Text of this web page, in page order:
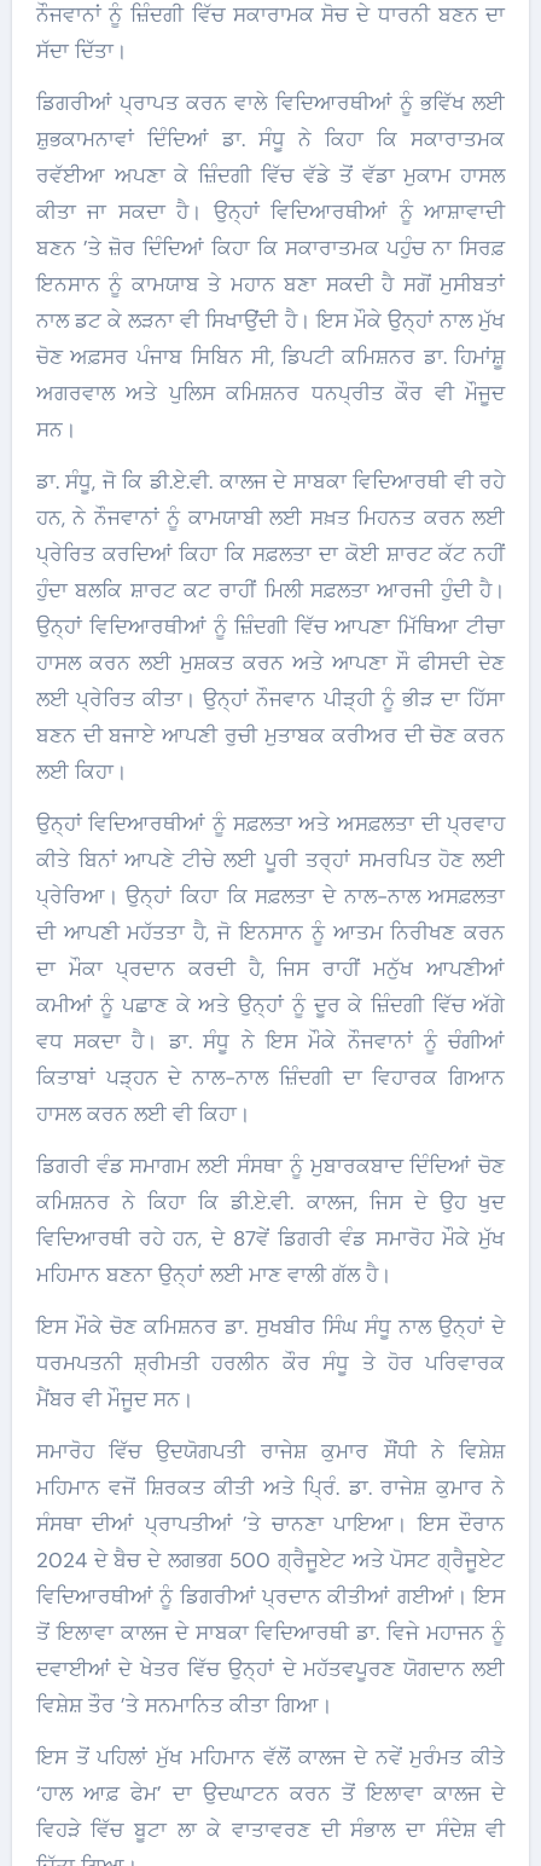
ਨੌਜਵਾਨਾਂ ਨੂੰ ਜ਼ਿੰਦਗੀ ਵਿੱਚ ਸਕਾਰਾਮਕ ਸੋਚ ਦੇ ਧਾਰਨੀ ਬਣਨ ਦਾ
ਸੱਦਾ ਦਿੱਤਾ।
ਡਿਗਰੀਆਂ ਪ੍ਰਾਪਤ ਕਰਨ ਵਾਲੇ ਵਿਦਿਆਰਥੀਆਂ ਨੂੰ ਭਵਿੱਖ ਲਈ
ਸ਼ੁਭਕਾਮਨਾਵਾਂ ਦਿੰਦਿਆਂ ਡਾ. ਸੰਧੂ ਨੇ ਕਿਹਾ ਕਿ ਸਕਾਰਾਤਮਕ
ਰਵੱਈਆ ਅਪਣਾ ਕੇ ਜ਼ਿੰਦਗੀ ਵਿੱਚ ਵੱਡੇ ਤੋਂ ਵੱਡਾ ਮੁਕਾਮ ਹਾਸਲ
ਕੀਤਾ ਜਾ ਸਕਦਾ ਹੈ। ਉਨ੍ਹਾਂ ਵਿਦਿਆਰਥੀਆਂ ਨੂੰ ਆਸ਼ਾਵਾਦੀ
ਬਣਨ ’ਤੇ ਜ਼ੋਰ ਦਿੰਦਿਆਂ ਕਿਹਾ ਕਿ ਸਕਾਰਾਤਮਕ ਪਹੁੰਚ ਨਾ ਸਿਰਫ਼
ਇਨਸਾਨ ਨੂੰ ਕਾਮਯਾਬ ਤੇ ਮਹਾਨ ਬਣਾ ਸਕਦੀ ਹੈ ਸਗੋਂ ਮੁਸੀਬਤਾਂ
ਨਾਲ ਡਟ ਕੇ ਲੜਨਾ ਵੀ ਸਿਖਾਉਂਦੀ ਹੈ। ਇਸ ਮੌਕੇ ਉਨ੍ਹਾਂ ਨਾਲ ਮੁੱਖ
ਚੋਣ ਅਫ਼ਸਰ ਪੰਜਾਬ ਸਿਬਿਨ ਸੀ, ਡਿਪਟੀ ਕਮਿਸ਼ਨਰ ਡਾ. ਹਿਮਾਂਸ਼ੂ
ਅਗਰਵਾਲ ਅਤੇ ਪੁਲਿਸ ਕਮਿਸ਼ਨਰ ਧਨਪ੍ਰੀਤ ਕੌਰ ਵੀ ਮੌਜੂਦ
ਸਨ।
ਡਾ. ਸੰਧੂ, ਜੋ ਕਿ ਡੀ.ਏ.ਵੀ. ਕਾਲਜ ਦੇ ਸਾਬਕਾ ਵਿਦਿਆਰਥੀ ਵੀ ਰਹੇ
ਹਨ, ਨੇ ਨੌਜਵਾਨਾਂ ਨੂੰ ਕਾਮਯਾਬੀ ਲਈ ਸਖ਼ਤ ਮਿਹਨਤ ਕਰਨ ਲਈ
ਪ੍ਰੇਰਿਤ ਕਰਦਿਆਂ ਕਿਹਾ ਕਿ ਸਫ਼ਲਤਾ ਦਾ ਕੋਈ ਸ਼ਾਰਟ ਕੱਟ ਨਹੀਂ
ਹੁੰਦਾ ਬਲਕਿ ਸ਼ਾਰਟ ਕਟ ਰਾਹੀਂ ਮਿਲੀ ਸਫ਼ਲਤਾ ਆਰਜੀ ਹੁੰਦੀ ਹੈ।
ਉਨ੍ਹਾਂ ਵਿਦਿਆਰਥੀਆਂ ਨੂੰ ਜ਼ਿੰਦਗੀ ਵਿੱਚ ਆਪਣਾ ਮਿੱਥਿਆ ਟੀਚਾ
ਹਾਸਲ ਕਰਨ ਲਈ ਮੁਸ਼ਕਤ ਕਰਨ ਅਤੇ ਆਪਣਾ ਸੌ ਫੀਸਦੀ ਦੇਣ
ਲਈ ਪ੍ਰੇਰਿਤ ਕੀਤਾ। ਉਨ੍ਹਾਂ ਨੌਜਵਾਨ ਪੀੜ੍ਹੀ ਨੂੰ ਭੀੜ ਦਾ ਹਿੱਸਾ
ਬਣਨ ਦੀ ਬਜਾਏ ਆਪਣੀ ਰੁਚੀ ਮੁਤਾਬਕ ਕਰੀਅਰ ਦੀ ਚੋਣ ਕਰਨ
ਲਈ ਕਿਹਾ।
ਉਨ੍ਹਾਂ ਵਿਦਿਆਰਥੀਆਂ ਨੂੰ ਸਫ਼ਲਤਾ ਅਤੇ ਅਸਫ਼ਲਤਾ ਦੀ ਪ੍ਰਵਾਹ
ਕੀਤੇ ਬਿਨਾਂ ਆਪਣੇ ਟੀਚੇ ਲਈ ਪੂਰੀ ਤਰ੍ਹਾਂ ਸਮਰਪਿਤ ਹੋਣ ਲਈ
ਪ੍ਰੇਰਿਆ। ਉਨ੍ਹਾਂ ਕਿਹਾ ਕਿ ਸਫ਼ਲਤਾ ਦੇ ਨਾਲ-ਨਾਲ ਅਸਫ਼ਲਤਾ
ਦੀ ਆਪਣੀ ਮਹੱਤਤਾ ਹੈ, ਜੋ ਇਨਸਾਨ ਨੂੰ ਆਤਮ ਨਿਰੀਖਣ ਕਰਨ
ਦਾ ਮੌਕਾ ਪ੍ਰਦਾਨ ਕਰਦੀ ਹੈ, ਜਿਸ ਰਾਹੀਂ ਮਨੁੱਖ ਆਪਣੀਆਂ
ਕਮੀਆਂ ਨੂੰ ਪਛਾਣ ਕੇ ਅਤੇ ਉਨ੍ਹਾਂ ਨੂੰ ਦੂਰ ਕੇ ਜ਼ਿੰਦਗੀ ਵਿੱਚ ਅੱਗੇ
ਵਧ ਸਕਦਾ ਹੈ। ਡਾ. ਸੰਧੂ ਨੇ ਇਸ ਮੌਕੇ ਨੌਜਵਾਨਾਂ ਨੂੰ ਚੰਗੀਆਂ
ਕਿਤਾਬਾਂ ਪੜ੍ਹਨ ਦੇ ਨਾਲ-ਨਾਲ ਜ਼ਿੰਦਗੀ ਦਾ ਵਿਹਾਰਕ ਗਿਆਨ
ਹਾਸਲ ਕਰਨ ਲਈ ਵੀ ਕਿਹਾ।
ਡਿਗਰੀ ਵੰਡ ਸਮਾਗਮ ਲਈ ਸੰਸਥਾ ਨੂੰ ਮੁਬਾਰਕਬਾਦ ਦਿੰਦਿਆਂ ਚੋਣ
ਕਮਿਸ਼ਨਰ ਨੇ ਕਿਹਾ ਕਿ ਡੀ.ਏ.ਵੀ. ਕਾਲਜ, ਜਿਸ ਦੇ ਉਹ ਖੁਦ
ਵਿਦਿਆਰਥੀ ਰਹੇ ਹਨ, ਦੇ 87ਵੇਂ ਡਿਗਰੀ ਵੰਡ ਸਮਾਰੋਹ ਮੌਕੇ ਮੁੱਖ
ਮਹਿਮਾਨ ਬਣਨਾ ਉਨ੍ਹਾਂ ਲਈ ਮਾਣ ਵਾਲੀ ਗੱਲ ਹੈ।
ਇਸ ਮੌਕੇ ਚੋਣ ਕਮਿਸ਼ਨਰ ਡਾ. ਸੁਖਬੀਰ ਸਿੰਘ ਸੰਧੂ ਨਾਲ ਉਨ੍ਹਾਂ ਦੇ
ਧਰਮਪਤਨੀ ਸ਼੍ਰੀਮਤੀ ਹਰਲੀਨ ਕੌਰ ਸੰਧੂ ਤੇ ਹੋਰ ਪਰਿਵਾਰਕ
ਮੈਂਬਰ ਵੀ ਮੌਜੂਦ ਸਨ।
ਸਮਾਰੋਹ ਵਿੱਚ ਉਦਯੋਗਪਤੀ ਰਾਜੇਸ਼ ਕੁਮਾਰ ਸੌਂਧੀ ਨੇ ਵਿਸ਼ੇਸ਼
ਮਹਿਮਾਨ ਵਜੋਂ ਸ਼ਿਰਕਤ ਕੀਤੀ ਅਤੇ ਪ੍ਰਿੰ. ਡਾ. ਰਾਜੇਸ਼ ਕੁਮਾਰ ਨੇ
ਸੰਸਥਾ ਦੀਆਂ ਪ੍ਰਾਪਤੀਆਂ ’ਤੇ ਚਾਨਣਾ ਪਾਇਆ। ਇਸ ਦੌਰਾਨ
2024 ਦੇ ਬੈਚ ਦੇ ਲਗਭਗ 500 ਗ੍ਰੈਜੂਏਟ ਅਤੇ ਪੋਸਟ ਗ੍ਰੈਜੂਏਟ
ਵਿਦਿਆਰਥੀਆਂ ਨੂੰ ਡਿਗਰੀਆਂ ਪ੍ਰਦਾਨ ਕੀਤੀਆਂ ਗਈਆਂ। ਇਸ
ਤੋਂ ਇਲਾਵਾ ਕਾਲਜ ਦੇ ਸਾਬਕਾ ਵਿਦਿਆਰਥੀ ਡਾ. ਵਿਜੇ ਮਹਾਜਨ ਨੂੰ
ਦਵਾਈਆਂ ਦੇ ਖੇਤਰ ਵਿੱਚ ਉਨ੍ਹਾਂ ਦੇ ਮਹੱਤਵਪੂਰਣ ਯੋਗਦਾਨ ਲਈ
ਵਿਸ਼ੇਸ਼ ਤੌਰ ’ਤੇ ਸਨਮਾਨਿਤ ਕੀਤਾ ਗਿਆ।
ਇਸ ਤੋਂ ਪਹਿਲਾਂ ਮੁੱਖ ਮਹਿਮਾਨ ਵੱਲੋਂ ਕਾਲਜ ਦੇ ਨਵੇਂ ਮੁਰੰਮਤ ਕੀਤੇ
‘ਹਾਲ ਆਫ਼ ਫੇਮ’ ਦਾ ਉਦਘਾਟਨ ਕਰਨ ਤੋਂ ਇਲਾਵਾ ਕਾਲਜ ਦੇ
ਵਿਹੜੇ ਵਿੱਚ ਬੂਟਾ ਲਾ ਕੇ ਵਾਤਾਵਰਣ ਦੀ ਸੰਭਾਲ ਦਾ ਸੰਦੇਸ਼ ਵੀ